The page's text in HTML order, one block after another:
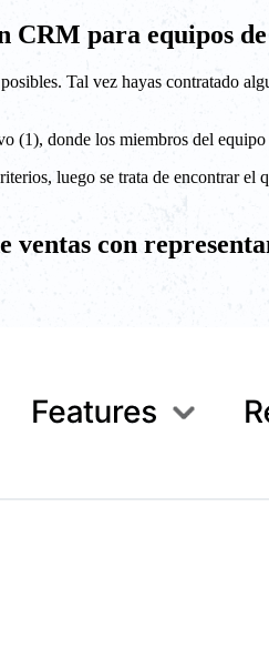
CRM para equipos
Tal vez hayas contratado
(1), donde los miembros del
luego se trata de encontrar
con